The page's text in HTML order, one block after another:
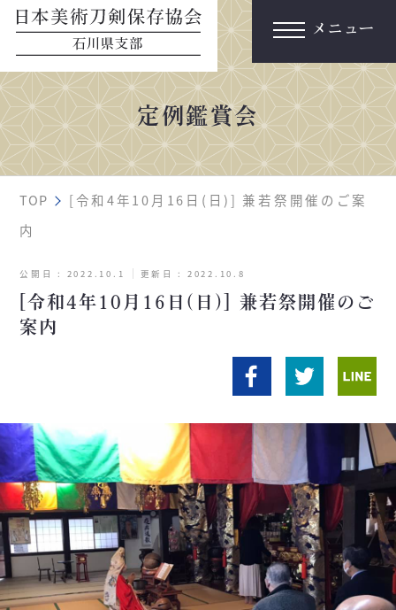
メニュー
定例鑑賞会
TOP
[令和4年10月16日(日)] 兼若祭開催のご案
内
公開日 : 2022.10.1 更新日 : 2022.10.8
[令和4年10月16日(日)] 兼若祭開催のご
案内